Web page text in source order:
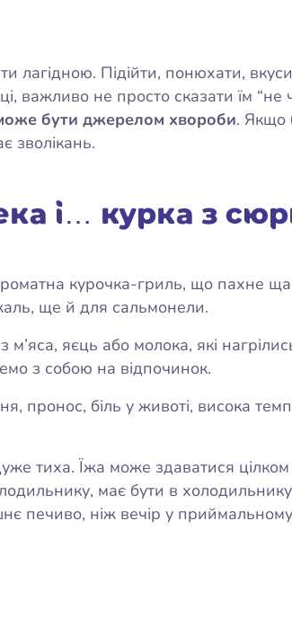
Підійти, понюхати,
важливо не просто сказати їм
бути джерелом хвороби. Якщо
зволікань.
і… курка з
курочка-гриль, що пахне
ще й для сальмонели.
яєць або молока, які
з собою на відпочинок.
пронос, біль у животі, висока
тиха. Їжа може здаватися
має бути в
ніж вечір у приймальному